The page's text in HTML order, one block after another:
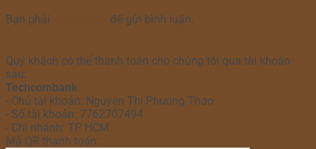
Bạn phải để gửi bình luận.
Quý khách có thể thanh toán cho chúng tôi qua tài khoản
sau:
Techcombank
- Chủ tài khoản: Nguyen Thi Phuong Thao
- Số tài khoản: 7762707494
- Chi nhánh: TP HCM
Mã QR thanh toán: